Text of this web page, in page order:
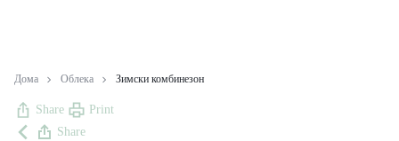
Дома Облека Зимски комбинезон
Share
Print
Share